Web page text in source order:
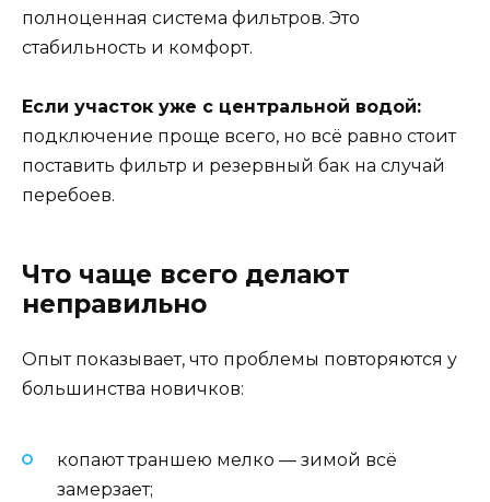
полноценная система фильтров. Это
стабильность и комфорт.
Если участок уже с центральной водой:
подключение проще всего, но всё равно стоит
поставить фильтр и резервный бак на случай
перебоев.
Что чаще всего делают
неправильно
Опыт показывает, что проблемы повторяются у
большинства новичков:
копают траншею мелко — зимой всё
замерзает;